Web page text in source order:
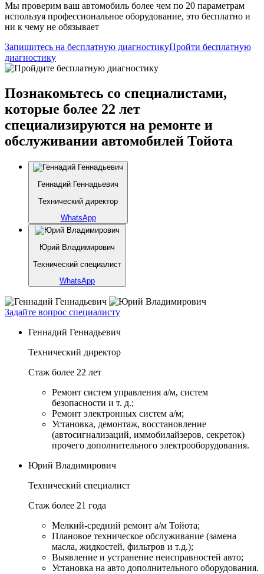
Мы проверим ваш автомобиль более чем по 20 параметрам
используя профессиональное оборудование, это бесплатно и
ни к чему не обязывает
Запишитесь на бесплатную диагностикуПройти бесплатную
диагностику
Познакомьтесь со специалистами,
которые более 22 лет
специализируются на ремонте и
обслуживании автомобилей Тойота
Геннадий Геннадьевич
Технический директор
WhatsApp
Юрий Владимирович
Технический специалист
WhatsApp
Задайте вопрос специалисту
Геннадий Геннадьевич
Технический директор
Стаж более 22 лет
Ремонт систем управления а/м, систем
безопасности и т. д.;
Ремонт электронных систем а/м;
Установка, демонтаж, восстановление
(автосигнализаций, иммобилайзеров, секреток)
прочего дополнительного электрооборудования.
Юрий Владимирович
Технический специалист
Стаж более 21 года
Мелкий-средний ремонт а/м Тойота;
Плановое техническое обслуживание (замена
масла, жидкостей, фильтров и т.д.);
Выявление и устранение неисправностей авто;
Установка на авто дополнительного оборудования.